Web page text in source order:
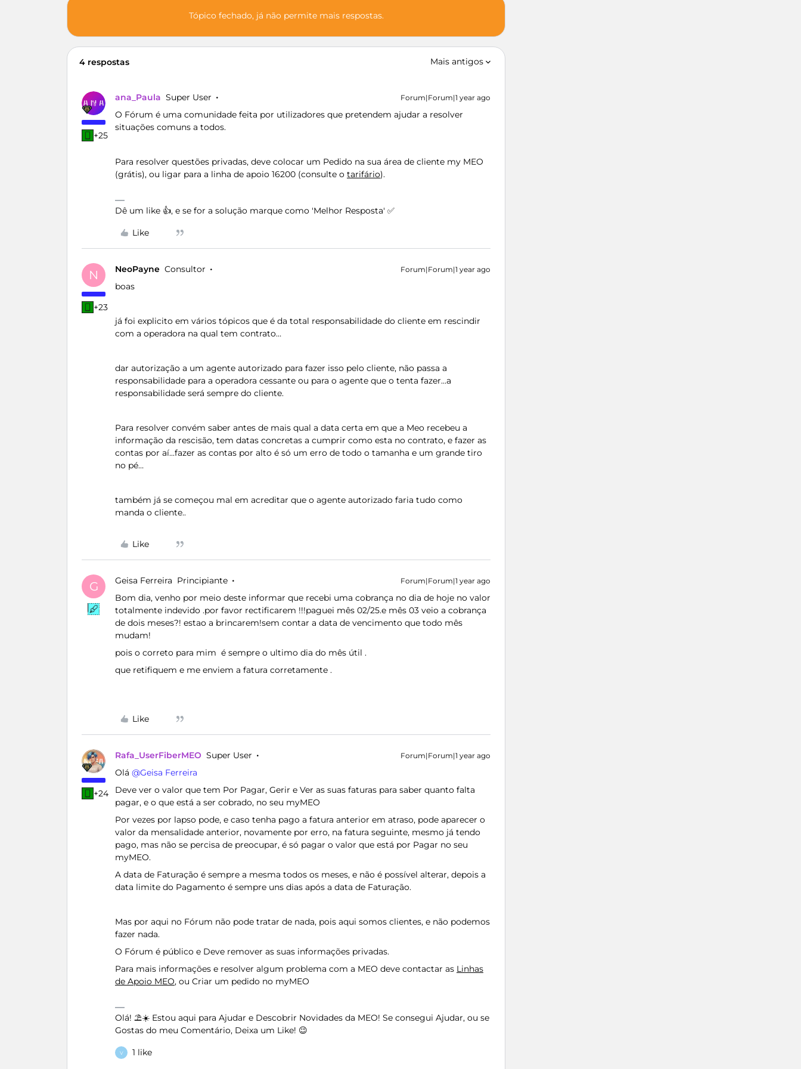
Tópico fechado, já não permite mais respostas.
4 respostas Mais antigos
+25
ana_Paula Super User Forum|Forum|1 year ago
O Fórum é uma comunidade feita por utilizadores que pretendem ajudar a resolver
situações comuns a todos.
Para resolver questões privadas, deve colocar um Pedido na sua área de cliente my MEO
(grátis), ou ligar para a linha de apoio 16200 (consulte o tarifário).
Dê um like 👍, e se for a solução marque como 'Melhor Resposta' ✅
Like
N
+23
NeoPayne Consultor Forum|Forum|1 year ago
boas
já foi explicito em vários tópicos que é da total responsabilidade do cliente em rescindir
com a operadora na qual tem contrato…
dar autorização a um agente autorizado para fazer isso pelo cliente, não passa a
responsabilidade para a operadora cessante ou para o agente que o tenta fazer…a
responsabilidade será sempre do cliente.
Para resolver convém saber antes de mais qual a data certa em que a Meo recebeu a
informação da rescisão, tem datas concretas a cumprir como esta no contrato, e fazer as
contas por aí...fazer as contas por alto é só um erro de todo o tamanha e um grande tiro
no pé…
também já se começou mal em acreditar que o agente autorizado faria tudo como
manda o cliente..
Like
G Geisa Ferreira Principiante Forum|Forum|1 year ago
Bom dia, venho por meio deste informar que recebi uma cobrança no dia de hoje no valor
totalmente indevido .por favor rectificarem !!!paguei mês 02/25.e mês 03 veio a cobrança
de dois meses?! estao a brincarem!sem contar a data de vencimento que todo mês
mudam!
pois o correto para mim é sempre o ultimo dia do mês útil .
que retifiquem e me enviem a fatura corretamente .
Like
+24
Rafa_UserFiberMEO Super User Forum|Forum|1 year ago
Olá ​ @Geisa Ferreira
Deve ver o valor que tem Por Pagar, Gerir e Ver as suas faturas para saber quanto falta
pagar, e o que está a ser cobrado, no seu myMEO
Por vezes por lapso pode, e caso tenha pago a fatura anterior em atraso, pode aparecer o
valor da mensalidade anterior, novamente por erro, na fatura seguinte, mesmo já tendo
pago, mas não se percisa de preocupar, é só pagar o valor que está por Pagar no seu
myMEO.
A data de Faturação é sempre a mesma todos os meses, e não é possível alterar, depois a
data limite do Pagamento é sempre uns dias após a data de Faturação.
Mas por aqui no Fórum não pode tratar de nada, pois aqui somos clientes, e não podemos
fazer nada.
O Fórum é público e Deve remover as suas informações privadas.
Para mais informações e resolver algum problema com a MEO deve contactar as Linhas
de Apoio MEO, ou Criar um pedido no myMEO
Olá! ⛱️☀️ Estou aqui para Ajudar e Descobrir Novidades da MEO! Se consegui Ajudar, ou se
Gostas do meu Comentário, Deixa um Like! 😉
V 1 like